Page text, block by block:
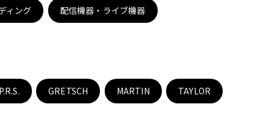
ィング 配信機器・ライブ機器
P.R.S. GRETSCH MARTIN TAYLOR